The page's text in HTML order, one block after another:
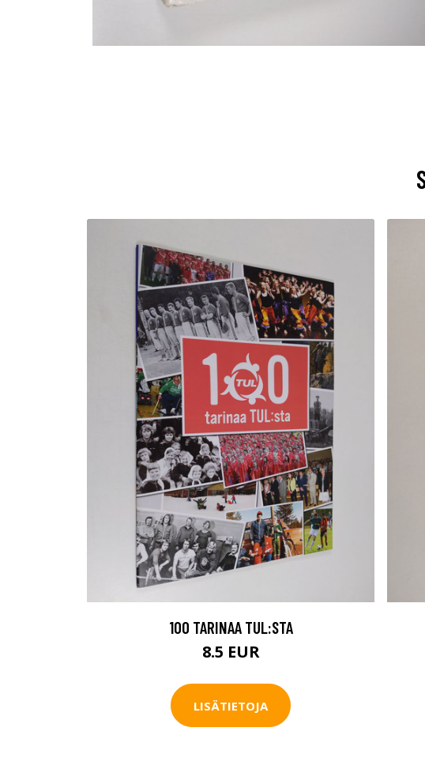
100 TARINAA TUL:STA
8.5 EUR
LISÄTIETOJA